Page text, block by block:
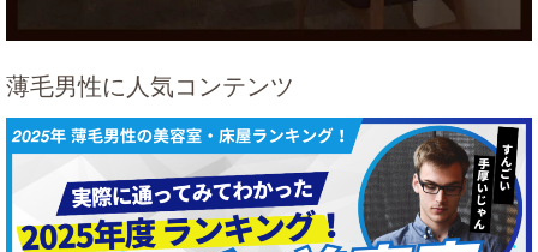
薄毛男性に人気コンテンツ